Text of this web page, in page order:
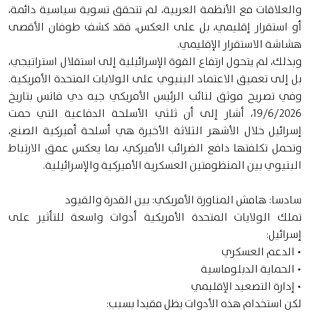
والعلاقات مع الأنظمة العربية، لم تتحقق تسوية سياسية دائمة،
أو استقرار إقليمي، بل على العكس، فقد كشف طوفان الأقصى
هشاشة الاستقرار الإقليمي.
وبذلك، لم يتحول ارتفاع القوة الإسرائيلية إلى استقلال استراتيجي،
بل إلى تعميق الاعتماد البنيوي على الولايات المتحدة الأمريكية.
وفي تصريح موثق لنائب الرئيس الأمريكي جيه دي فانس بتاريخ
19/6/2026، أشار إلى أن ثلثي الأسلحة الدفاعية التي حمت
إسرائيل خلال الأشهر الثلاثة الأخيرة هي أسلحة أميركية الصنع،
وتحمل تكلفتها دافع الضرائب الأميركي، بما يعكس عمق الارتباط
البنيوي بين المنظومتين العسكرية الأميركية والإسرائيلية.
سادسا: هامش المناورة الأمريكي: بين القدرة والقيود
تملك الولايات المتحدة الأمريكية أدوات واسعة للتأثير على
إسرائيل:
• الدعم العسكري
• الحماية الدبلوماسية
• إدارة التصعيد الإقليمي
لكن استخدام هذه الأدوات يظل مقيدا بسبب: